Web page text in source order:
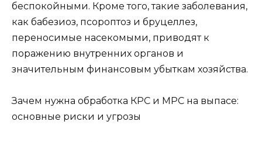
беспокойными. Кроме того, такие заболевания,
как бабезиоз, псороптоз и бруцеллез,
переносимые насекомыми, приводят к
поражению внутренних органов и
значительным финансовым убыткам хозяйства.
Зачем нужна обработка КРС и МРС на выпасе:
основные риски и угрозы